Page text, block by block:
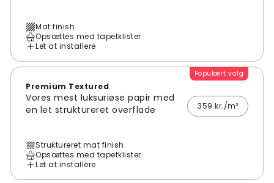
Mat finish
Opsættes med tapetklister
Let at installere
Populært valg
Premium Textured
Vores mest luksuriøse papir med
en let struktureret overflade
359 kr./m²
Struktureret mat finish
Opsættes med tapetklister
Let at installere